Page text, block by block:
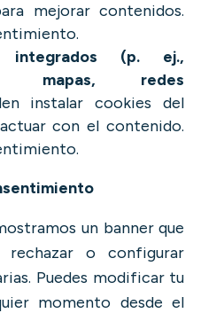
mejorar contenidos.
integrados (p. ej.,
mapas, redes
instalar cookies del
con el contenido.
un banner que
rechazar o configurar
Puedes modificar tu
momento desde el